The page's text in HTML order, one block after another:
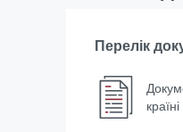
Перелік
країні